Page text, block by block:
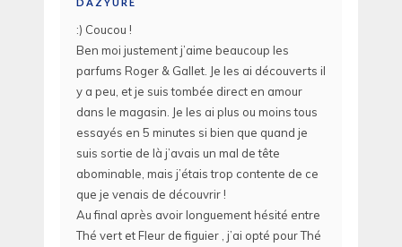
:) Coucou !
Ben moi justement j’aime beaucoup les
parfums Roger & Gallet. Je les ai découverts il
y a peu, et je suis tombée direct en amour
dans le magasin. Je les ai plus ou moins tous
essayés en 5 minutes si bien que quand je
suis sortie de là j’avais un mal de tête
abominable, mais j’étais trop contente de ce
que je venais de découvrir !
Au final après avoir longuement hésité entre
Thé vert et Fleur de figuier , j’ai opté pour Thé